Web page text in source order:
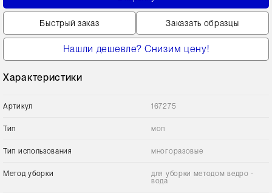
Быстрый заказ Заказать образцы
Нашли дешевле? Снизим цену!
Характеристики
Артикул 167275
Тип моп
Тип использования многоразовые
Метод уборки
для уборки методом ведро -
вода